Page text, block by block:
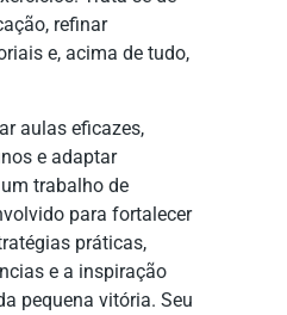
refinar
e, acima de tudo,
aulas eficazes,
e adaptar
trabalho de
para fortalecer
práticas,
e a inspiração
pequena vitória. Seu